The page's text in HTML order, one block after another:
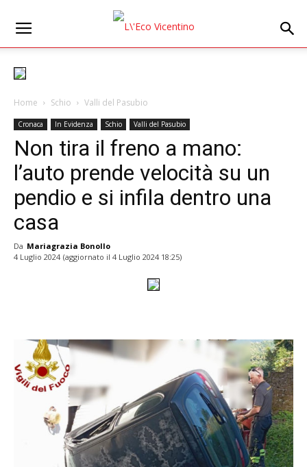
Home Schio Valli del Pasubio
Cronaca In Evidenza Schio Valli del Pasubio
Non tira il freno a mano:
l’auto prende velocità su un
pendio e si infila dentro una
casa
Da Mariagrazia Bonollo
4 Luglio 2024 (aggiornato il 4 Luglio 2024 18:25)